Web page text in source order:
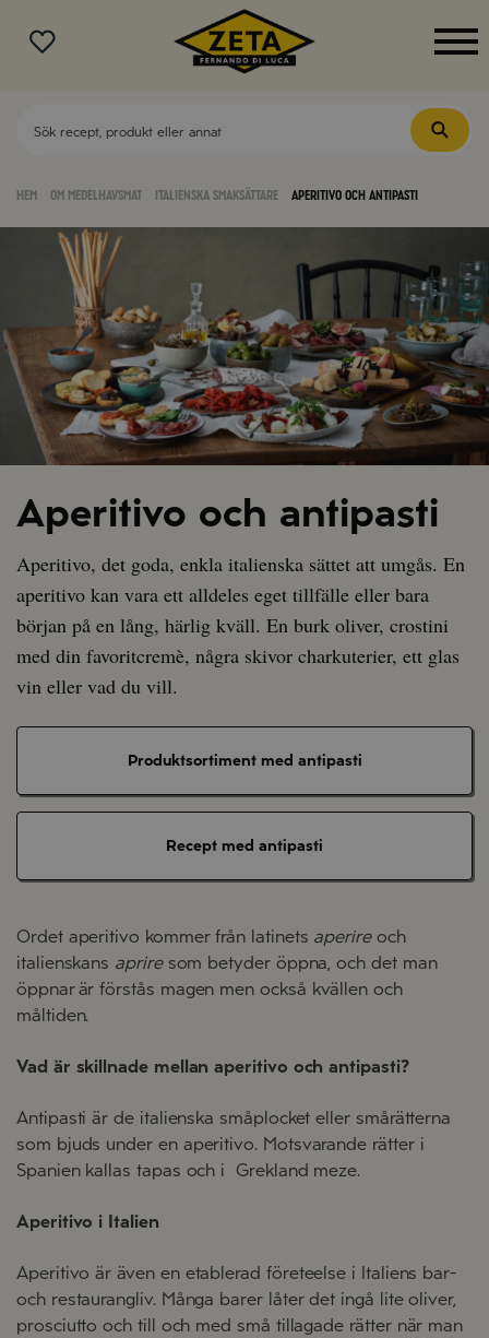
MENY
Hem Om medelhavsmat Italienska smaksättare Aperitivo och antipasti
Aperitivo och antipasti
Aperitivo, det goda, enkla italienska sättet att umgås. En
aperitivo kan vara ett alldeles eget tillfälle eller bara
början på en lång, härlig kväll. En burk oliver, crostini
med din favoritcremè, några skivor charkuterier, ett glas
vin eller vad du vill.
Produktsortiment med antipasti
Recept med antipasti
Ordet aperitivo kommer från latinets aperireoch
italienskans apriresom betyder öppna, och det man
öppnar är förstås magen men också kvällen och
måltiden.
Vad är skillnade mellan aperitivo och antipasti?
Antipasti är de italienska småplocket eller smårätterna
som bjuds under en aperitivo. Motsvarande rätter i
Spanien kallas tapas och i Grekland meze.
Aperitivo i Italien
Aperitivo ärävenen etablerad företeelse i Italiens bar-
och restaurangliv. Många barer låter det ingå lite oliver,
prosciutto och till och med små tillagade rätter när man